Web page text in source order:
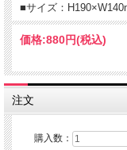
■サイズ：
価格:880円(税込)
注文
購入数：